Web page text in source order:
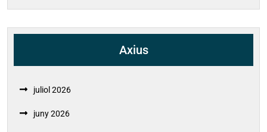
Axius
juliol 2026
juny 2026